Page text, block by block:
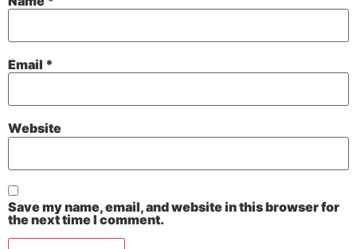
Email *
Website
Save my name, email, and website in this browser for
the next time I comment.